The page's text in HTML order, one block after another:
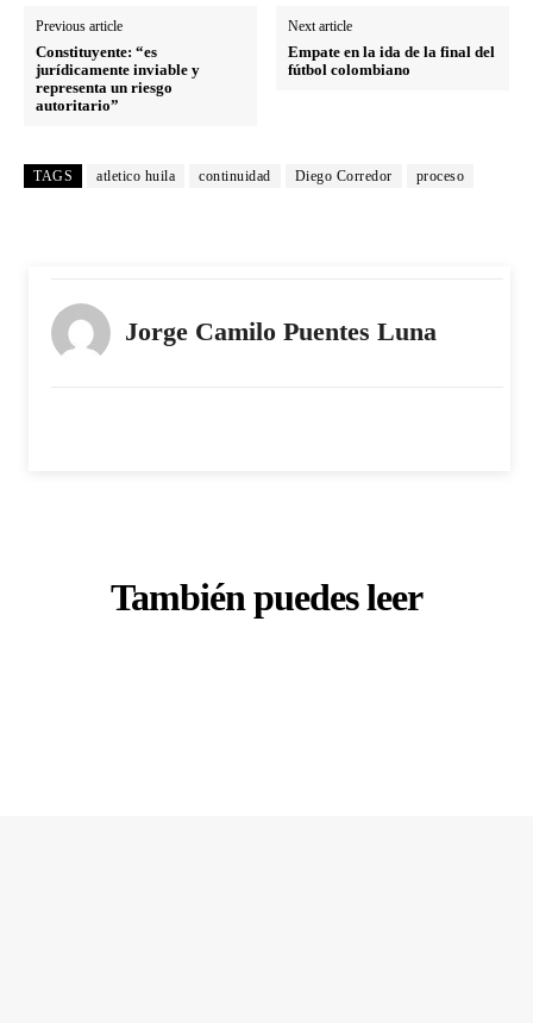
Previous article
Constituyente: “es
jurídicamente inviable y
representa un riesgo
autoritario”
Next article
Empate en la ida de la final del
fútbol colombiano
TAGS atletico huila continuidad Diego Corredor proceso
Jorge Camilo Puentes Luna
También puedes leer